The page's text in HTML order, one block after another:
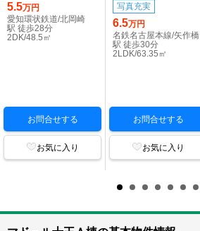
5.5万円
愛知環状鉄道/北岡崎
駅 徒歩28分
2DK/48.5㎡
お問合せする
お気に入り
写真充実
6.5万円
名鉄名古屋本線/矢作橋
駅 徒歩30分
2LDK/63.35㎡
お問合せする
お気に入り